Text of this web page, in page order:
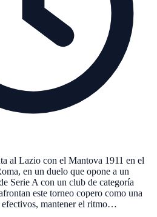
al Lazio con el Mantova 1911 en el
en un duelo que opone a un
Serie A con un club de categoría
este torneo copero como una
efectivos, mantener el ritmo…